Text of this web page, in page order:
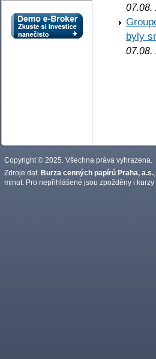
07.08.
byly
07.08.
Copyright © 2025. Všechna práva vyhrazena.
Zdroje dat: Burza cenných papírů Praha, a.s.
minut. Pro nepřihlášené jsou zpožděny i kurzy